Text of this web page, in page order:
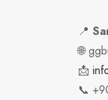
📍
🌐
📩
📞